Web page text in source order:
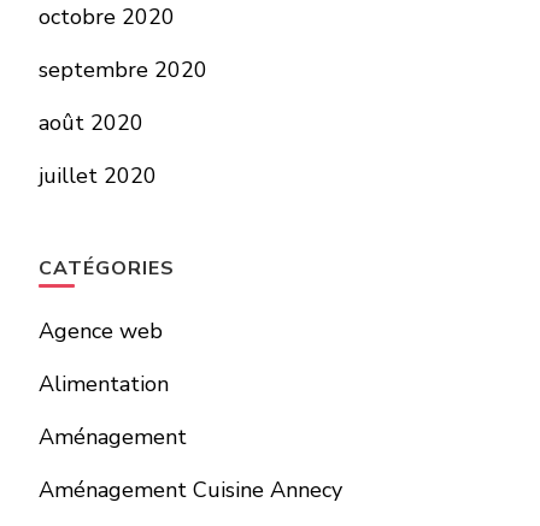
octobre 2020
septembre 2020
août 2020
juillet 2020
CATÉGORIES
Agence web
Alimentation
Aménagement
Aménagement Cuisine Annecy